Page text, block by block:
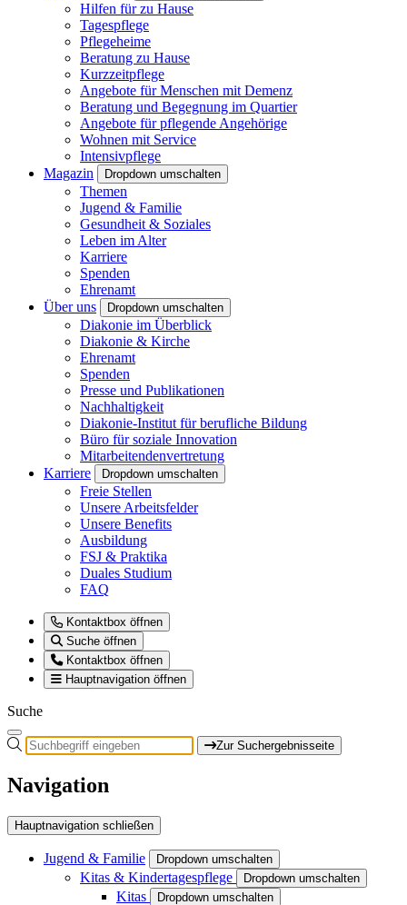
Hilfen für zu Hause
Tagespflege
Pflegeheime
Beratung zu Hause
Kurzzeitpflege
Angebote für Menschen mit Demenz
Beratung und Begegnung im Quartier
Angebote für pflegende Angehörige
Wohnen mit Service
Intensivpflege
Magazin
Dropdown umschalten
Themen
Jugend & Familie
Gesundheit & Soziales
Leben im Alter
Karriere
Spenden
Ehrenamt
Über uns
Dropdown umschalten
Diakonie im Überblick
Diakonie & Kirche
Ehrenamt
Spenden
Presse und Publikationen
Nachhaltigkeit
Diakonie-Institut für berufliche Bildung
Büro für soziale Innovation
Mitarbeitendenvertretung
Karriere
Dropdown umschalten
Freie Stellen
Unsere Arbeitsfelder
Unsere Benefits
Ausbildung
FSJ & Praktika
Duales Studium
FAQ
Kontaktbox öffnen
Suche öffnen
Kontaktbox öffnen
Hauptnavigation öffnen
Suche
Zur Suchergebnisseite
Navigation
Hauptnavigation schließen
Jugend & Familie Dropdown umschalten
Kitas & Kindertagespflege Dropdown umschalten
Kitas Dropdown umschalten